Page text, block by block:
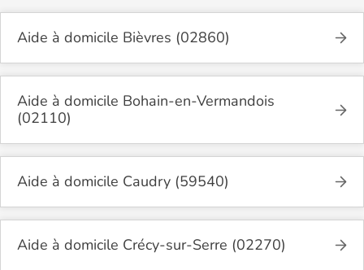
Aide à domicile Bièvres (02860)
Aide à domicile Bohain-en-Vermandois
(02110)
Aide à domicile Caudry (59540)
Aide à domicile Crécy-sur-Serre (02270)